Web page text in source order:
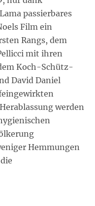
passierbares
Film ein
Rangs, dem
mit ihren
Koch-Schütz-
David Daniel
werden
Hemmungen